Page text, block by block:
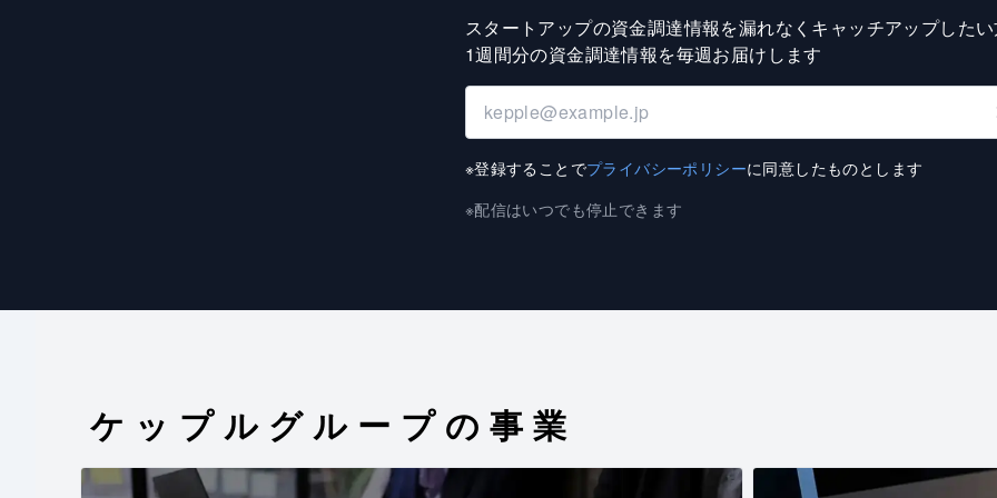
スタートアップの資金調達情報を漏れなくキャッチアップした
1週間分の資金調達情報を毎週お届けします
※登録することでプライバシーポリシーに同意したものとします
※配信はいつでも停止できます
ケップルグループの事業